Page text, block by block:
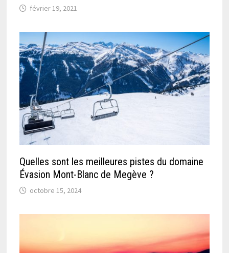
février 19, 2021
Quelles sont les meilleures pistes du domaine
Évasion Mont-Blanc de Megève ?
octobre 15, 2024